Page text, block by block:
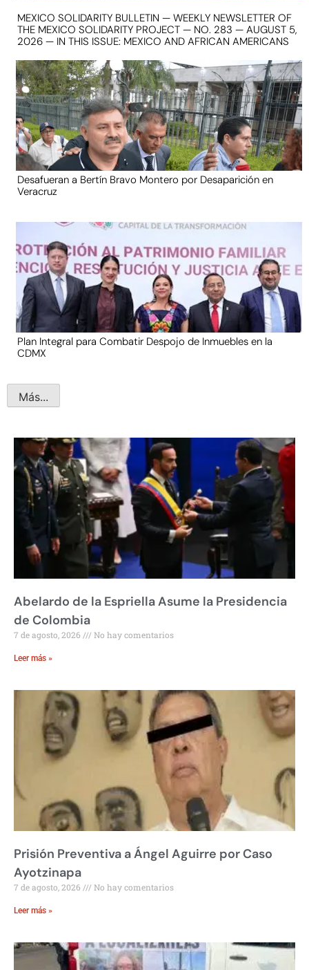
MEXICO SOLIDARITY BULLETIN — WEEKLY NEWSLETTER OF
THE MEXICO SOLIDARITY PROJECT — NO. 283 — AUGUST 5,
2026 — IN THIS ISSUE: MEXICO AND AFRICAN AMERICANS
Desafueran a Bertín Bravo Montero por Desaparición en
Veracruz
Plan Integral para Combatir Despojo de Inmuebles en la
CDMX
Más...
Abelardo de la Espriella Asume la Presidencia
de Colombia
7 de agosto, 2026 No hay comentarios
Leer más »
Prisión Preventiva a Ángel Aguirre por Caso
Ayotzinapa
7 de agosto, 2026 No hay comentarios
Leer más »